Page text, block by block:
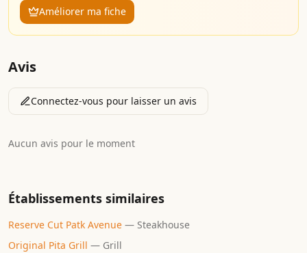
Améliorer ma fiche
Avis
Connectez-vous pour laisser un avis
Aucun avis pour le moment
Établissements similaires
Reserve Cut Patk Avenue — Steakhouse
Original Pita Grill — Grill